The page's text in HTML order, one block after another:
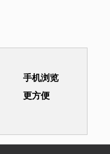
手机浏览
更方便